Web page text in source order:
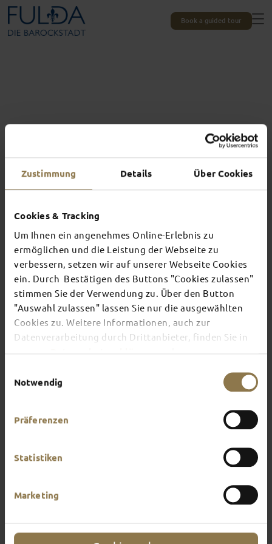
Zustimmung Details Über Cookies
Cookies & Tracking
Um Ihnen ein angenehmes Online-Erlebnis zu
ermöglichen und die Leistung der Webseite zu
verbessern, setzen wir auf unserer Webseite Cookies
ein. Durch Bestätigen des Buttons "Cookies zulassen"
stimmen Sie der Verwendung zu. Über den Button
"Auswahl zulassen" lassen Sie nur die ausgewählten
Cookies zu. Weitere Informationen, auch zur
Datenverarbeitung durch Drittanbieter, finden Sie in
Notwendig
Präferenzen
Statistiken
Marketing
Book a guided tour
Experiences unique to Fulda
TOP EVENTS
There's always something going on in Fulda:
whether it's a concert, a musical, a fun-filled
guided tour or a theatre performance – this is the
place to discover the current events and